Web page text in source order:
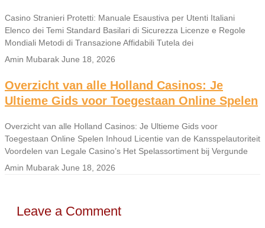
Casino Stranieri Protetti: Manuale Esaustiva per Utenti Italiani
Elenco dei Temi Standard Basilari di Sicurezza Licenze e Regole
Mondiali Metodi di Transazione Affidabili Tutela dei
Amin Mubarak June 18, 2026
Overzicht van alle Holland Casinos: Je
Ultieme Gids voor Toegestaan Online Spelen
Overzicht van alle Holland Casinos: Je Ultieme Gids voor
Toegestaan Online Spelen Inhoud Licentie van de Kansspelautoriteit
Voordelen van Legale Casino’s Het Spelassortiment bij Vergunde
Amin Mubarak June 18, 2026
Leave a Comment